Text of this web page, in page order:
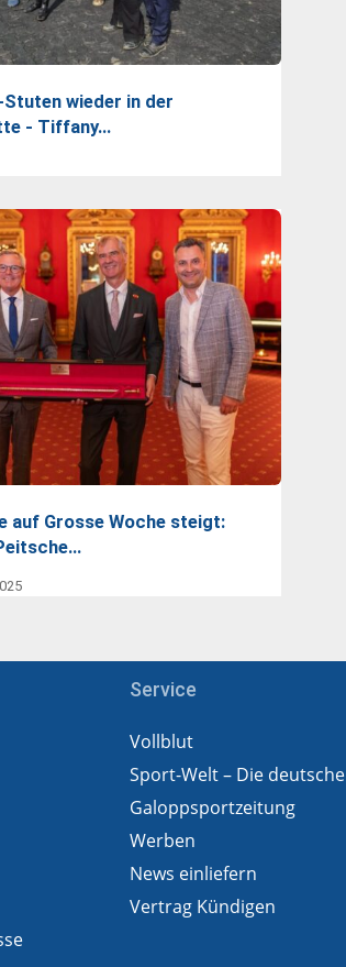
Stuten wieder in der
- Tiffany…
auf Grosse Woche steigt:
Service
Vollblut
Sport-Welt – Die deutsche
Galoppsportzeitung
Werben
News einliefern
Vertrag Kündigen